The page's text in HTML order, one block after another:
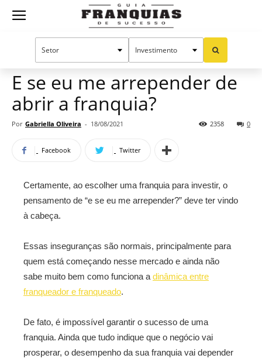
Guia
Dicas para franqueados
E se eu me arrepender de
abrir a franquia?
Por Gabriella Oliveira - 18/08/2021 0
2358
Facebook Twitter
Certamente, ao escolher uma franquia para investir, o
pensamento de “e se eu me arrepender?” deve ter vindo
à cabeça.
Essas inseguranças são normais, principalmente para
quem está começando nesse mercado e ainda não
sabe muito bem como funciona a dinâmica entre
franqueador e franqueado.
De fato, é impossível garantir o sucesso de uma
franquia. Ainda que tudo indique que o negócio vai
prosperar, o desempenho da sua franquia vai depender